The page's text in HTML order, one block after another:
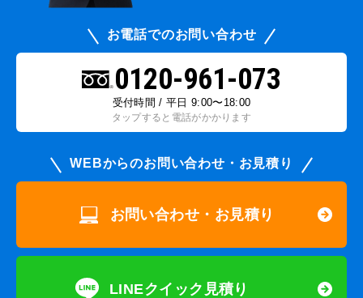
お電話でのお問い合わせ
0120-961-073
受付時間 / 平日 9:00〜18:00
タップすると電話がかかります
WEBからのお問い合わせ・お見積り
お問い合わせ・お見積り
LINEクイック見積り